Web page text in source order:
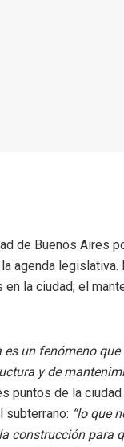
de Buenos Aires
agenda legislativa.
la ciudad; el
es un fenómeno
y de
puntos de la
subterrano: “lo que
construcción para